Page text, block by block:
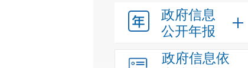
政府信息
公开年报
政府信息依